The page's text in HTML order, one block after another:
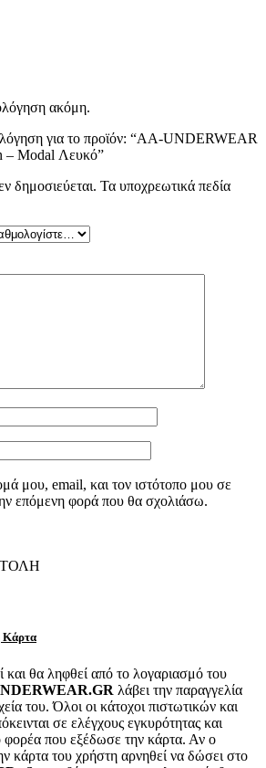
ακόμη.
για το προϊόν: “AA-UNDERWEAR
– Modal Λευκό”
δημοσιεύεται. Τα υποχρεωτικά πεδία
μου, email, και τον ιστότοπο μου σε
επόμενη φορά που θα σχολιάσω.
Κάρτα
θα ληφθεί από το λογαριασμό του
λάβει την παραγγελία
του. Όλοι οι κάτοχοι πιστωτικών και
σε ελέγχους εγκυρότητας και
φορέα που εξέδωσε την κάρτα. Αν ο
κάρτα του χρήστη αρνηθεί να δώσει στο